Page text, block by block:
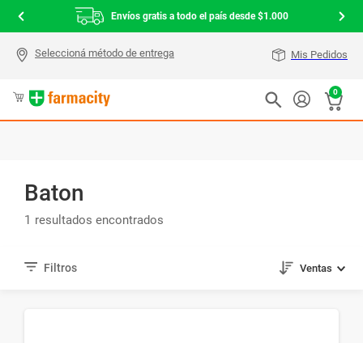
Envíos gratis a todo el país desde $1.000
Mis Pedidos
0
Baton
1
Ventas